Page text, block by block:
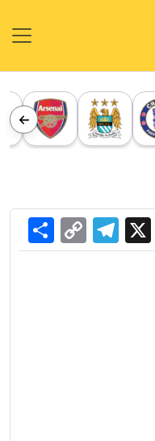
WhatsApp
X
Link